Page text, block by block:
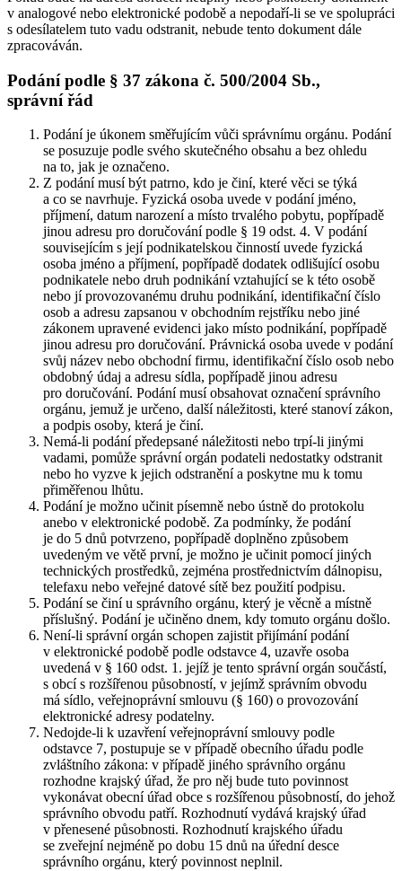
v analogové nebo elektronické podobě a nepodaří-li se ve spolupráci
s odesílatelem tuto vadu odstranit, nebude tento dokument dále
zpracováván.
Podání podle § 37 zákona č. 500/2004 Sb.,
správní řád
Podání je úkonem směřujícím vůči správnímu orgánu. Podání
se posuzuje podle svého skutečného obsahu a bez ohledu
na to, jak je označeno.
Z podání musí být patrno, kdo je činí, které věci se týká
a co se navrhuje. Fyzická osoba uvede v podání jméno,
příjmení, datum narození a místo trvalého pobytu, popřípadě
jinou adresu pro doručování podle § 19 odst. 4. V podání
souvisejícím s její podnikatelskou činností uvede fyzická
osoba jméno a příjmení, popřípadě dodatek odlišující osobu
podnikatele nebo druh podnikání vztahující se k této osobě
nebo jí provozovanému druhu podnikání, identifikační číslo
osob a adresu zapsanou v obchodním rejstříku nebo jiné
zákonem upravené evidenci jako místo podnikání, popřípadě
jinou adresu pro doručování. Právnická osoba uvede v podání
svůj název nebo obchodní firmu, identifikační číslo osob nebo
obdobný údaj a adresu sídla, popřípadě jinou adresu
pro doručování. Podání musí obsahovat označení správního
orgánu, jemuž je určeno, další náležitosti, které stanoví zákon,
a podpis osoby, která je činí.
Nemá-li podání předepsané náležitosti nebo trpí-li jinými
vadami, pomůže správní orgán podateli nedostatky odstranit
nebo ho vyzve k jejich odstranění a poskytne mu k tomu
přiměřenou lhůtu.
Podání je možno učinit písemně nebo ústně do protokolu
anebo v elektronické podobě. Za podmínky, že podání
je do 5 dnů potvrzeno, popřípadě doplněno způsobem
uvedeným ve větě první, je možno je učinit pomocí jiných
technických prostředků, zejména prostřednictvím dálnopisu,
telefaxu nebo veřejné datové sítě bez použití podpisu.
Podání se činí u správního orgánu, který je věcně a místně
příslušný. Podání je učiněno dnem, kdy tomuto orgánu došlo.
Není-li správní orgán schopen zajistit přijímání podání
v elektronické podobě podle odstavce 4, uzavře osoba
uvedená v § 160 odst. 1. jejíž je tento správní orgán součástí,
s obcí s rozšířenou působností, v jejímž správním obvodu
má sídlo, veřejnoprávní smlouvu (§ 160) o provozování
elektronické adresy podatelny.
Nedojde-li k uzavření veřejnoprávní smlouvy podle
odstavce 7, postupuje se v případě obecního úřadu podle
zvláštního zákona: v případě jiného správního orgánu
rozhodne krajský úřad, že pro něj bude tuto povinnost
vykonávat obecní úřad obce s rozšířenou působností, do jehož
správního obvodu patří. Rozhodnutí vydává krajský úřad
v přenesené působnosti. Rozhodnutí krajského úřadu
se zveřejní nejméně po dobu 15 dnů na úřední desce
správního orgánu, který povinnost neplnil.